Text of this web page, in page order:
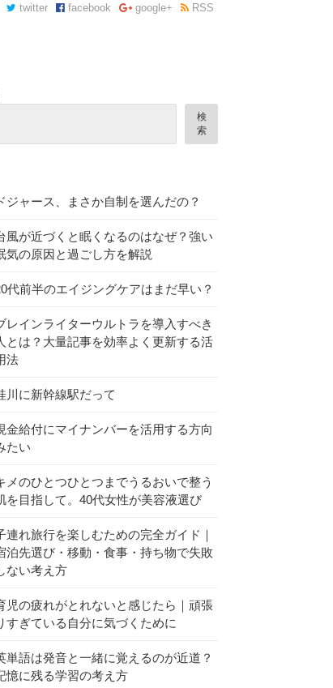
twitter facebook google+ RSS
検
索
ジャース、まさか自制を選んだの？
風が近づくと眠くなるのはなぜ？強い
気の原因と過ごし方を解説
代前半のエイジングケアはまだ早い？
レインライターウルトラを導入すべき
とは？大量記事を効率よく更新する活
法
川に新幹線駅だって
金給付にマイナンバーを活用する方向
たい
メのひとつひとつまでうるおいで整う
を目指して。40代女性が美容液選び
連れ旅行を楽しむための完全ガイド｜
泊先選び・移動・食事・持ち物で失敗
ない考え方
児の疲れがとれないと感じたら｜頑張
すぎている自分に気づくために
単語は発音と一緒に覚えるのが近道？
憶に残る学習の考え方